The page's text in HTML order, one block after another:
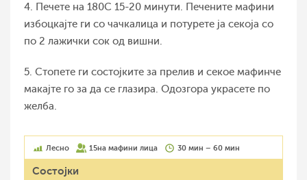
4. Печете на 180С 15-20 минути. Печените мафини
избоцкајте ги со чачкалица и потурете ја секоја со
по 2 лажички сок од вишни.
5. Стопете ги состојките за прелив и секое мафинче
макајте го за да се глазира. Одозгора украсете по
желба.
Лесно 15на мафини лица 30 мин – 60 мин
Состојки